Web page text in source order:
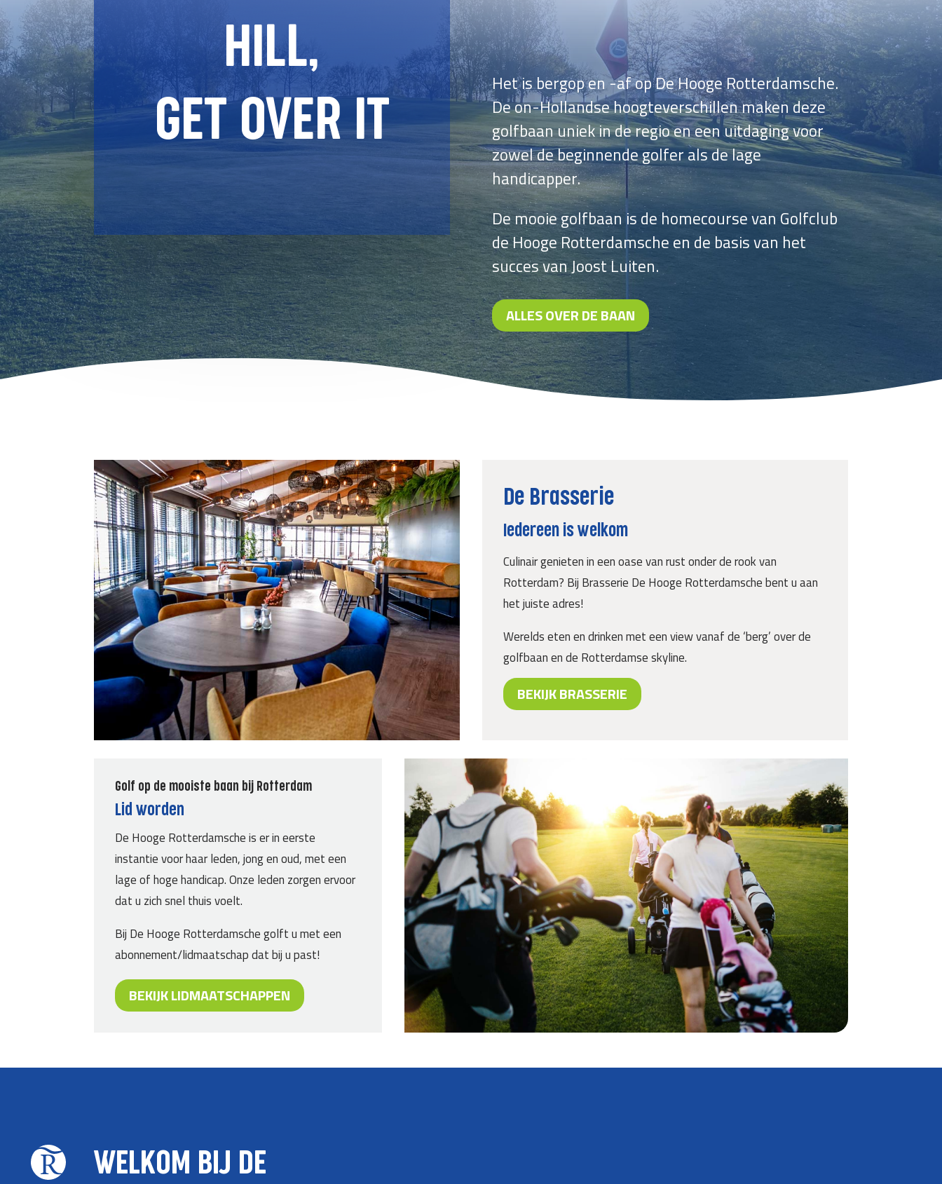
HILL,
GET OVER IT
Het is bergop en -af op De Hooge Rotterdamsche.
De on-Hollandse hoogteverschillen maken deze
golfbaan uniek in de regio en een uitdaging voor
zowel de beginnende golfer als de lage
handicapper.
De mooie golfbaan is de homecourse van Golfclub
de Hooge Rotterdamsche en de basis van het
succes vanJoost Luiten.
ALLES OVER DE BAAN
De Brasserie
Iedereen is welkom
Culinair genieten in een oase van rust onder de rook van
Rotterdam? Bij Brasserie De Hooge Rotterdamsche bent u aan
het juiste adres!
Werelds eten en drinken met een view vanaf de ‘berg’ over de
golfbaan en de Rotterdamse skyline.
BEKIJK BRASSERIE
Golf op de mooiste baan bij Rotterdam
Lid worden
De Hooge Rotterdamsche is er in eerste
instantie voor haar leden, jong en oud, met een
lage of hoge handicap. Onze leden zorgen ervoor
dat u zich snel thuis voelt.
Bij De Hooge Rotterdamsche golft u met een
abonnement/lidmaatschap dat bij u past!
BEKIJK LIDMAATSCHAPPEN
WELKOM BIJ DE